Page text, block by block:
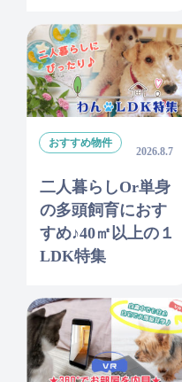
おすすめ物件
2026.8.7
二人暮らしor単身
の多頭飼育におす
すめ♪40㎡以上の１
LDK特集